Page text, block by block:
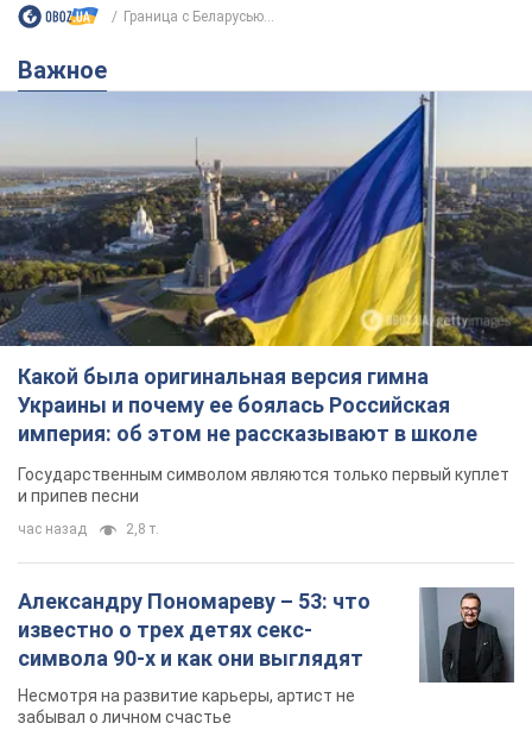
Граница с Беларусью...
Важное
Какой была оригинальная версия гимна
Украины и почему ее боялась Российская
империя: об этом не рассказывают в школе
Государственным символом являются только первый куплет
и припев песни
час назад 2,8 т.
Александру Пономареву – 53: что
известно о трех детях секс-
символа 90-х и как они выглядят
Несмотря на развитие карьеры, артист не
забывал о личном счастье